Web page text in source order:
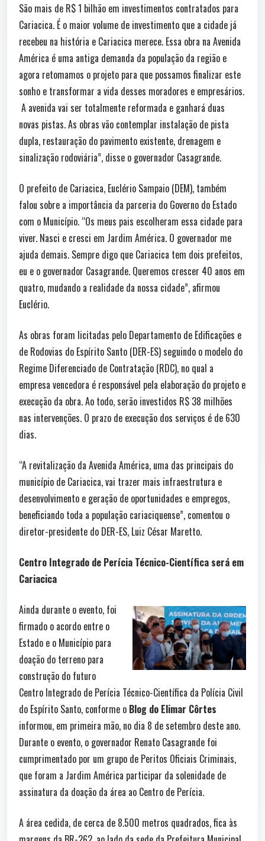
São mais de R$ 1 bilhão em investimentos contratados para
Cariacica. É o maior volume de investimento que a cidade já
recebeu na história e Cariacica merece. Essa obra na Avenida
América é uma antiga demanda da população da região e
agora retomamos o projeto para que possamos finalizar este
sonho e transformar a vida desses moradores e empresários.
A avenida vai ser totalmente reformada e ganhará duas
novas pistas. As obras vão contemplar instalação de pista
dupla, restauração do pavimento existente, drenagem e
sinalização rodoviária”, disse o governador Casagrande.
O prefeito de Cariacica, Euclério Sampaio (DEM), também
falou sobre a importância da parceria do Governo do Estado
com o Município. “Os meus pais escolheram essa cidade para
viver. Nasci e cresci em Jardim América. O governador me
ajuda demais. Sempre digo que Cariacica tem dois prefeitos,
eu e o governador Casagrande. Queremos crescer 40 anos em
quatro, mudando a realidade da nossa cidade”, afirmou
Euclério.
As obras foram licitadas pelo Departamento de Edificações e
de Rodovias do Espírito Santo (DER-ES) seguindo o modelo do
Regime Diferenciado de Contratação (RDC), no qual a
empresa vencedora é responsável pela elaboração do projeto e
execução da obra. Ao todo, serão investidos R$ 38 milhões
nas intervenções. O prazo de execução dos serviços é de 630
dias.
“A revitalização da Avenida América, uma das principais do
município de Cariacica, vai trazer mais infraestrutura e
desenvolvimento e geração de oportunidades e empregos,
beneficiando toda a população cariaciquense”, comentou o
diretor-presidente do DER-ES, Luiz César Maretto.
Centro Integrado de Perícia Técnico-Científica será em
Cariacica
Ainda durante o evento, foi
firmado o acordo entre o
Estado e o Município para
doação do terreno para
construção do futuro
Centro Integrado de Perícia Técnico-Científica da Polícia Civil
do Espírito Santo, conforme o Blog do Elimar Côrtes
informou, em primeira mão, no dia 8 de setembro deste ano.
Durante o evento, o governador Renato Casagrande foi
cumprimentado por um grupo de Peritos Oficiais Criminais,
que foram a Jardim América participar da solenidade de
assinatura da doação da área ao Centro de Perícia.
A área cedida, de cerca de 8.500 metros quadrados, fica às